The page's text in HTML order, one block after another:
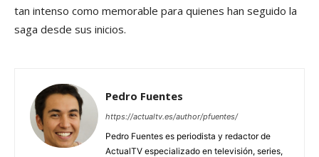
tan intenso como memorable para quienes han seguido la
saga desde sus inicios.
Pedro Fuentes
https://actualtv.es/author/pfuentes/
Pedro Fuentes es periodista y redactor de
ActualTV especializado en televisión, series,